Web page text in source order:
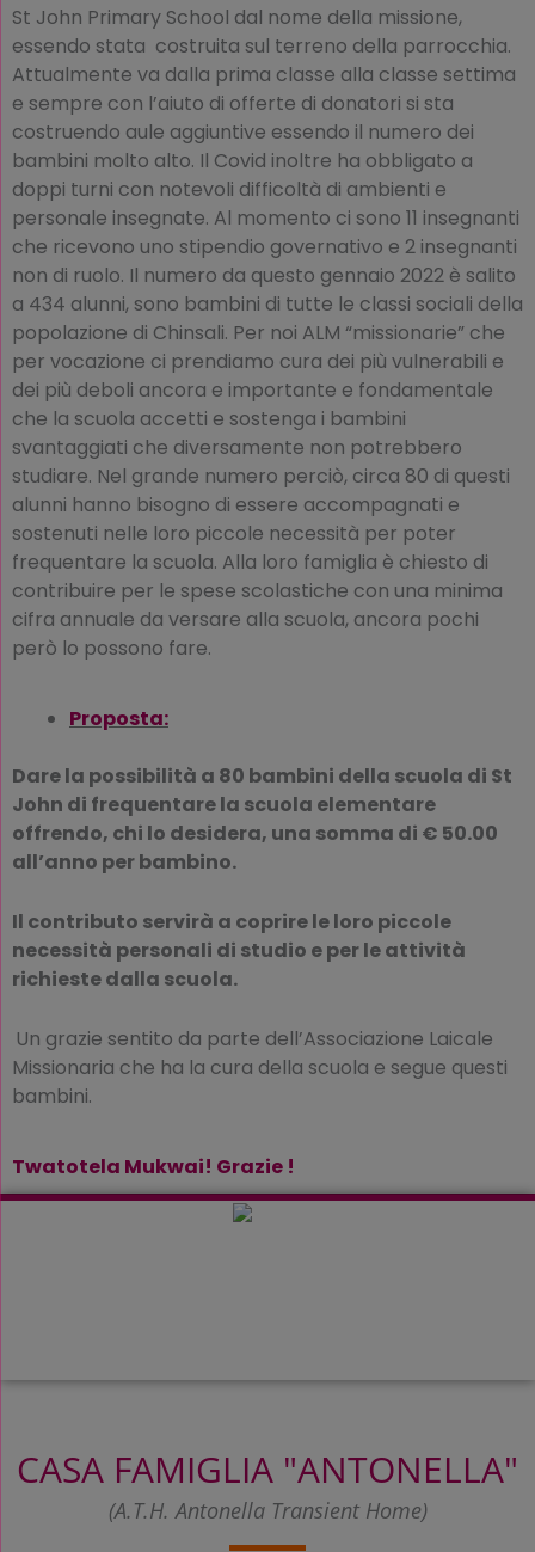
St John Primary School dal nome della missione,
essendo stata costruita sul terreno della parrocchia.
Attualmente va dalla prima classe alla classe settima
e sempre con l’aiuto di offerte di donatori si sta
costruendo aule aggiuntive essendo il numero dei
bambini molto alto. Il Covid inoltre ha obbligato a
doppi turni con notevoli difficoltà di ambienti e
personale insegnate. Al momento ci sono 11 insegnanti
che ricevono uno stipendio governativo e 2 insegnanti
non di ruolo. Il numero da questo gennaio 2022 è salito
a 434 alunni, sono bambini di tutte le classi sociali della
popolazione di Chinsali. Per noi ALM “missionarie” che
per vocazione ci prendiamo cura dei più vulnerabili e
dei più deboli ancora e importante e fondamentale
che la scuola accetti e sostenga i bambini
svantaggiati che diversamente non potrebbero
studiare. Nel grande numero perciò, circa 80 di questi
alunni hanno bisogno di essere accompagnati e
sostenuti nelle loro piccole necessità per poter
frequentare la scuola. Alla loro famiglia è chiesto di
contribuire per le spese scolastiche con una minima
cifra annuale da versare alla scuola, ancora pochi
però lo possono fare.
Proposta:
Dare la possibilità a 80 bambini della scuola di St
John di frequentare la scuola elementare
offrendo, chi lo desidera, una somma di € 50.00
all’anno per bambino.
Il contributo servirà a coprire le loro piccole
necessità personali di studio e per le attività
richieste dalla scuola.
Un grazie sentito da parte dell’Associazione Laicale
Missionaria che ha la cura della scuola e segue questi
bambini.
Twatotela Mukwai! Grazie !
CASA FAMIGLIA "ANTONELLA"
(A.T.H. Antonella Transient Home)